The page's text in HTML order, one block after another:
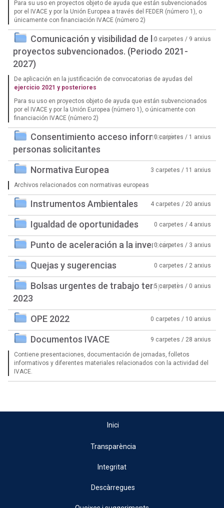
Para su uso en proyectos objeto de ayuda que están subvencionados
por el IVACE y por la Unión Europea a través del FEDER (número 1), o
únicamente con financiación IVACE (número 2)
Comunicación y visibilidad de los
proyectos subvencionados. (Periodo 2021-
2027)
0 carpetes / 9 arxius
De aplicación en la justificación de convocatorias de ayudas del
ejercicio 2021 y posteriores
Para su uso en proyectos objeto de ayuda que están subvencionados
por el IVACE y por la Unión Europea (número 1), o únicamente con
financiación IVACE (número 2)
Consentimiento acceso información
personas solicitantes
0 carpetes / 1 arxius
Normativa Europea 3 carpetes / 11 arxius
Archivos relacionados con normativas europeas
Instrumentos Ambientales 4 carpetes / 20 arxius
Igualdad de oportunidades 0 carpetes / 4 arxius
Punto de aceleración a la inversión0 carpetes / 3 arxius
Quejas y sugerencias 0 carpetes / 2 arxius
Bolsas urgentes de trabajo temporal
2023
5 carpetes / 0 arxius
OPE 2022 0 carpetes / 10 arxius
Documentos IVACE 9 carpetes / 28 arxius
Contiene presentaciones, documentación de jornadas, folletos
informativos y diferentes materiales relacionados con la actividad del
IVACE.
Inici
Transparència
Integritat
Descàrregues